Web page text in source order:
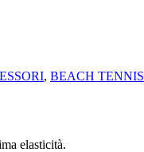
, BEACH TENNIS
elasticità.